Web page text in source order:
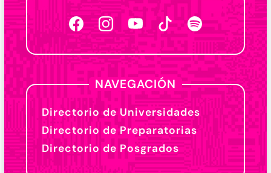
NAVEGACIÓN
Directorio de Universidades
Directorio de Preparatorias
Directorio de Posgrados